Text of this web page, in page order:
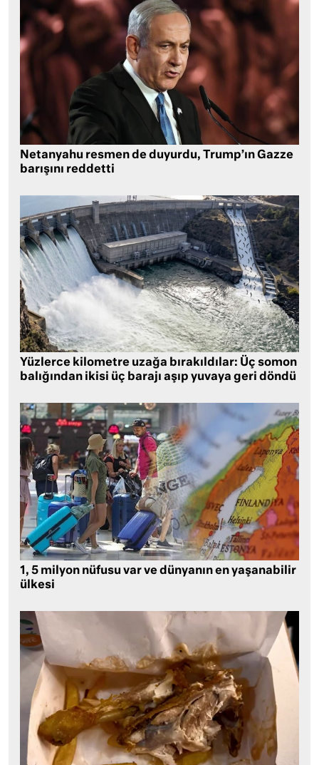
Netanyahu resmen de duyurdu, Trump’ın Gazze
barışını reddetti
Yüzlerce kilometre uzağa bırakıldılar: Üç somon
balığından ikisi üç barajı aşıp yuvaya geri döndü
1, 5 milyon nüfusu var ve dünyanın en yaşanabilir
ülkesi